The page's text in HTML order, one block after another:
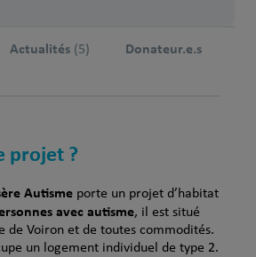
Actualités (5) Donateur.e.s
projet ?
Autismeporte un projet d’habitat
avec autisme, il est situé
de Voiron et de toutes commodités.
un logement individuel de type 2.